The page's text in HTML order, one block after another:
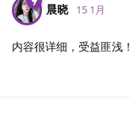
晨晓 15 1月
内容很详细，受益匪浅！